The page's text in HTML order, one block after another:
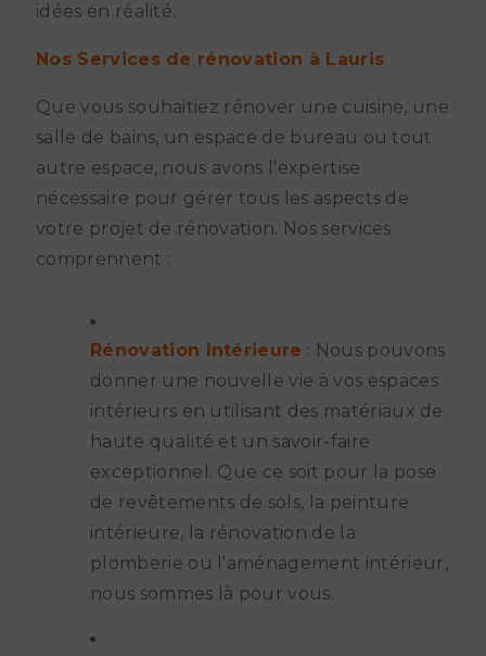
idées en réalité.
Nos Services de rénovation à Lauris
Que vous souhaitiez rénover une cuisine, une
salle de bains, un espace de bureau ou tout
autre espace, nous avons l'expertise
nécessaire pour gérer tous les aspects de
votre projet de rénovation. Nos services
comprennent :
Rénovation Intérieure : Nous pouvons
donner une nouvelle vie à vos espaces
intérieurs en utilisant des matériaux de
haute qualité et un savoir-faire
exceptionnel. Que ce soit pour la pose
de revêtements de sols, la peinture
intérieure, la rénovation de la
plomberie ou l'aménagement intérieur,
nous sommes là pour vous.